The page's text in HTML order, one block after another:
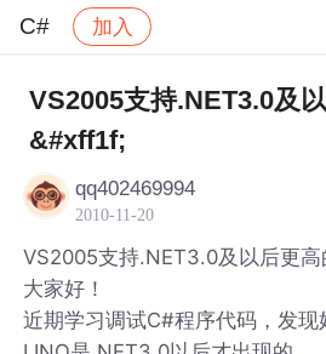
C# 加入
社区 C# 帖子详情
VS2005支持.NET3.0及
&#xff1f;
qq402469994
2010-11-20
VS2005支持.NET3.0及以后更高
大家好！
近期学习调试C#程序代码，发现